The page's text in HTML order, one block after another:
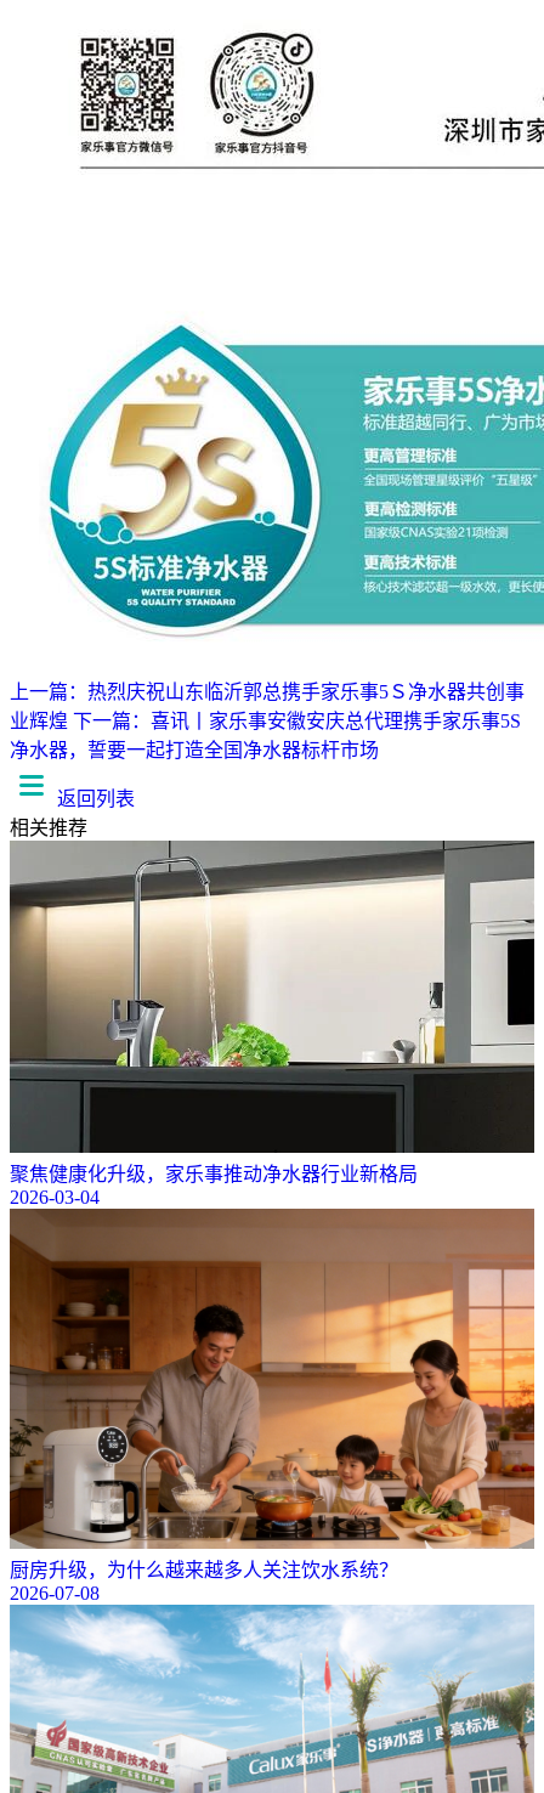
上一篇：热烈庆祝山东临沂郭总携手家乐事5Ｓ净水器共创事
业辉煌 下一篇：喜讯丨家乐事安徽安庆总代理携手家乐事5S
净水器，誓要一起打造全国净水器标杆市场
返回列表
相关推荐
聚焦健康化升级，家乐事推动净水器行业新格局
2026-03-04
厨房升级，为什么越来越多人关注饮水系统？
2026-07-08